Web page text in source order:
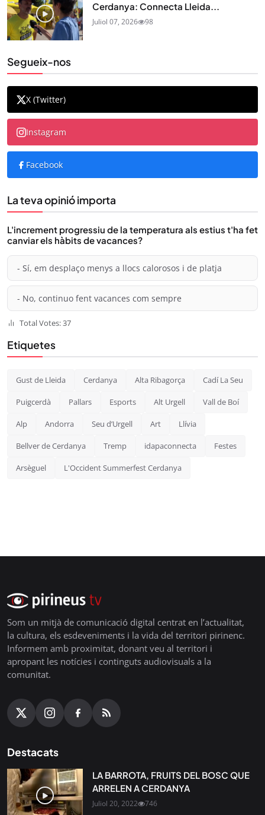
Cerdanya: Connecta Lleida...
Juliol 07, 2026 98
Segueix-nos
X (Twitter)
Instagram
Facebook
La teva opinió importa
L'increment progressiu de la temperatura als estius t'ha fet
canviar els hàbits de vacances?
- Sí, em desplaço menys a llocs calorosos i de platja
- No, continuo fent vacances com sempre
Total Votes: 37
Etiquetes
Gust de Lleida Cerdanya Alta Ribagorça Cadí La Seu
Puigcerdà Pallars Esports Alt Urgell Vall de Boí
Alp Andorra Seu d’Urgell Art Llívia
Bellver de Cerdanya Tremp idapaconnecta Festes
Arsèguel L'Occident Summerfest Cerdanya
Som un mitjà de comunicació digital centrat en l’actualitat,
la cultura, els esdeveniments i la vida del territori pirinenc.
Informem amb proximitat, donant veu al territori i
apropant les notícies i continguts audiovisuals a la
comunitat.
Destacats
LA BARROTA, FRUITS DEL BOSC QUE
ARRELEN A CERDANYA
Juliol 20, 2022 746